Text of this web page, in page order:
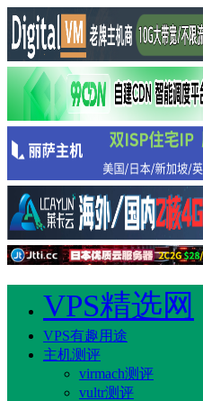
VPS精选网
VPS有趣用途
主机测评
virmach测评
vultr测评